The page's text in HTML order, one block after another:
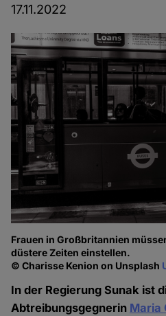
17.11.2022
Frauen in Großbritannien
düstere Zeiten einstellen.
© Charisse Kenion on Unsplash
In der Regierung Sunak ist
Abtreibungsgegnerin Maria